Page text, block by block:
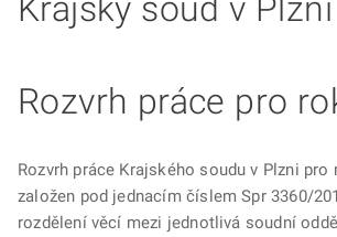
Krajský soud v Plzni
Rozvrh práce pro
Rozvrh práce Krajského soudu v Plzni pro
založen pod jednacím číslem Spr 3360/
rozdělení věcí mezi jednotlivá soudní